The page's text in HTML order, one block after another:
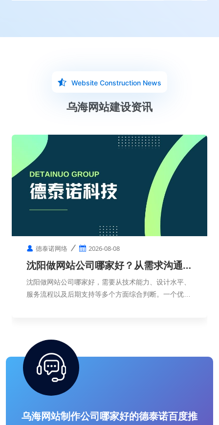
Website Construction News
乌海网站建设资讯
德泰诺网络 2026-08-08
沈阳做网站公司哪家好？从需求沟通到
网站上线需要多久？
沈阳做网站公司哪家好，需要从技术能力、设计水平、
服务流程以及后期支持等多个方面综合判断。一个优秀
乌海网站制作公司哪家好的德泰诺百度推